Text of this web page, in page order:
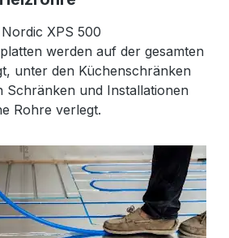
XPS 500
werden auf der gesamten
unter den Küchenschränken
Schränken und Installationen
Rohre verlegt.